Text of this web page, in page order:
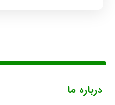
درباره ما